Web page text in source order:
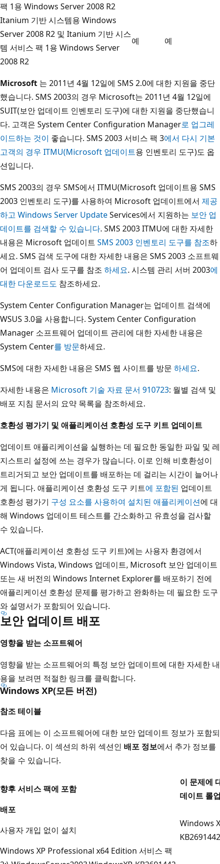
팩 1용 Windows Server 2008 R2
Itanium 기반 시스템용 Windows
Server 2008 R2 및 Itanium 기반 시스
템 서비스 팩 1용 Windows Server
2008 R2
예 예
Microsoft 는 2011년 4월 12일에 SMS 2.0에 대한 지원을 중단
했습니다. SMS 2003의 경우 Microsoft는 2011년 4월 12일에
SUIT(보안 업데이트 인벤토리 도구)에 대한 지원을 중단했습니
다. 고객은 System Center Configuration Manager로 업그레
이드하는 것이 좋습니다. SMS 2003 서비스 팩 3에서 다시 기본
고객의 경우 ITMU(Microsoft 업데이트용 인벤토리 도구)도 옵
션입니다.
SMS 2003의 경우 SMS에서 ITMU(Microsoft 업데이트용 SMS
2003 인벤토리 도구)를 사용하여 Microsoft 업데이트에서 제공
하고 Windows Server UpdateServices에서 지원하는 보안 업
데이트를 검색할 수 있습니다. SMS 2003 ITMU에 대한 자세한
내용은 Microsoft 업데이트 SMS 2003 인벤토리 도구를 참조하
세요. SMS 검색 도구에 대한 자세한 내용은 SMS 2003 소프트웨
어 업데이트 검사 도구를 참조 하세요. 시스템 관리 서버 2003에
대한 다운로드도 참조하세요.
System Center Configuration Manager는 업데이트 검색에
WSUS 3.0을 사용합니다. System Center Configuration
Manager 소프트웨어 업데이트 관리에 대한 자세한 내용은
System Center를 방문하세요.
SMS에 대한 자세한 내용은 SMS 웹 사이트를 방문 하세요.
자세한 내용은 Microsoft 기술 자료 문서 910723: 월별 검색 및
배포 지침 문서의 요약 목록을 참조하세요.
호환성 평가기 및 애플리케이션 호환성 도구 키트 업데이트
업데이트 애플리케이션을 실행하는 데 필요한 동일한 파일 및 레
지스트리 설정에 쓰는 경우가 많습니다. 이로 인해 비호환성이
트리거되고 보안 업데이트를 배포하는 데 걸리는 시간이 늘어나
게 됩니다. 애플리케이션 호환성 도구 키트에 포함된 업데이트
호환성 평가기 구성 요소를 사용하여 설치된 애플리케이션에 대
해 Windows 업데이트 테스트를 간소화하고 유효성을 검사할
수 있습니다.
ACT(애플리케이션 호환성 도구 키트)에는 사용자 환경에서
Windows Vista, Windows 업데이트, Microsoft 보안 업데이트
또는 새 버전의 Windows Internet Explorer를 배포하기 전에
애플리케이션 호환성 문제를 평가하고 완화하는 데 필요한 도구
와 설명서가 포함되어 있습니다.
보안 업데이트 배포
영향을 받는 소프트웨어
영향을 받는 소프트웨어의 특정 보안 업데이트에 대한 자세한 내
용을 보려면 적절한 링크를 클릭합니다.
Windows XP(모든 버전)
참조 테이블
다음 표에는 이 소프트웨어에 대한 보안 업데이트 정보가 포함되
어 있습니다. 이 섹션의 하위 섹션인 배포 정보에서 추가 정보를
찾을 수 있습니다.
향후 서비스 팩에 포함
이 문제에
데이트 롤
배포
사용자 개입 없이 설치
Windows
Windows XP Professional x64 Edition 서비스 팩